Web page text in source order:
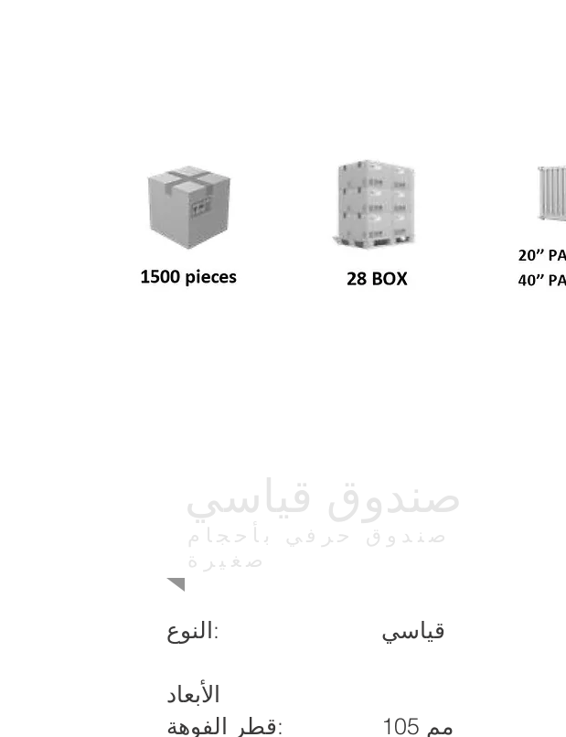
صندوق قياسي
صندوق حرفي بأحجام
صغيرة
النوع:
الأبعاد
قطر الفوهة:
قياسي
105 مم